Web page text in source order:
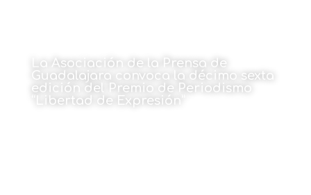
La Asociación de la Prensa de
Guadalajara convoca la décimo sexta
edición del Premio de Periodismo
“Libertad de Expresión”